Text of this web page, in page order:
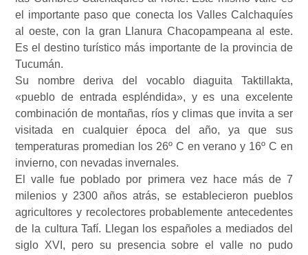
el importante paso que conecta los Valles Calchaquíes
al oeste, con la gran Llanura Chacopampeana al este.
Es el destino turístico más importante de la provincia de
Tucumán.
Su nombre deriva del vocablo diaguita Taktillakta,
«pueblo de entrada espléndida», y es una excelente
combinación de montañas, ríos y climas que invita a ser
visitada en cualquier época del año, ya que sus
temperaturas promedian los 26º C en verano y 16º C en
invierno, con nevadas invernales.
El valle fue poblado por primera vez hace más de 7
milenios y 2300 años atrás, se establecieron pueblos
agricultores y recolectores probablemente antecedentes
de la cultura Tafí. Llegan los españoles a mediados del
siglo XVI, pero su presencia sobre el valle no pudo